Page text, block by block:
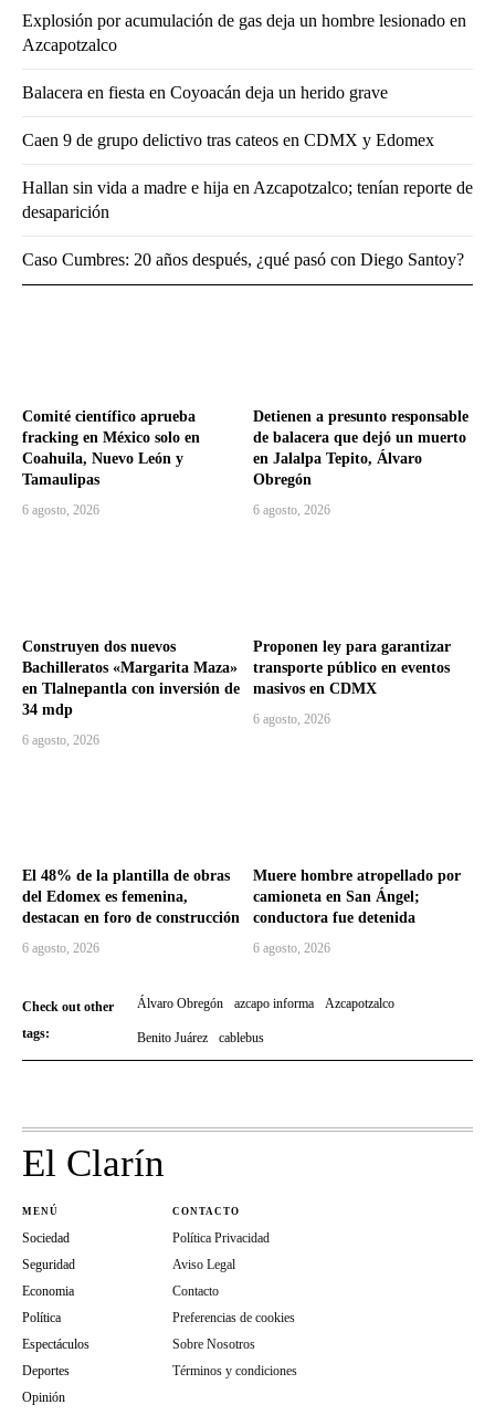
Comité científico aprueba
fracking en México solo en
Coahuila, Nuevo León y
Tamaulipas
6 agosto, 2026
Detienen a presunto responsable
de balacera que dejó un muerto
en Jalalpa Tepito, Álvaro
Obregón
6 agosto, 2026
Construyen dos nuevos
Bachilleratos «Margarita Maza»
en Tlalnepantla con inversión de
34 mdp
6 agosto, 2026
Proponen ley para garantizar
transporte público en eventos
masivos en CDMX
6 agosto, 2026
El 48% de la plantilla de obras
del Edomex es femenina,
destacan en foro de construcción
6 agosto, 2026
Muere hombre atropellado por
camioneta en San Ángel;
conductora fue detenida
6 agosto, 2026
Check out other
tags:
Álvaro Obregón azcapo informa Azcapotzalco
Benito Juárez cablebus
Explosión por acumulación de gas deja un hombre lesionado en
Azcapotzalco
Balacera en fiesta en Coyoacán deja un herido grave
Caen 9 de grupo delictivo tras cateos en CDMX y Edomex
Hallan sin vida a madre e hija en Azcapotzalco; tenían reporte de
desaparición
Caso Cumbres: 20 años después, ¿qué pasó con Diego Santoy?
El Clarín
MENÚ
Sociedad
Seguridad
Economia
Política
Espectáculos
Deportes
Opinión
CONTACTO
Política Privacidad
Aviso Legal
Contacto
Preferencias de cookies
Sobre Nosotros
Términos y condiciones